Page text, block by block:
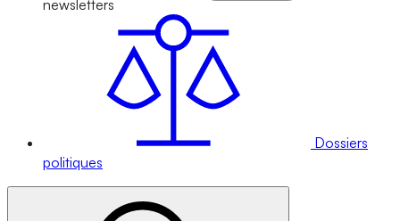
newsletters
Dossiers
politiques